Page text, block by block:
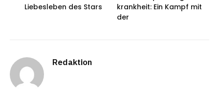
Liebesleben des Stars
krankheit: Ein Kampf mit
der
Redaktion